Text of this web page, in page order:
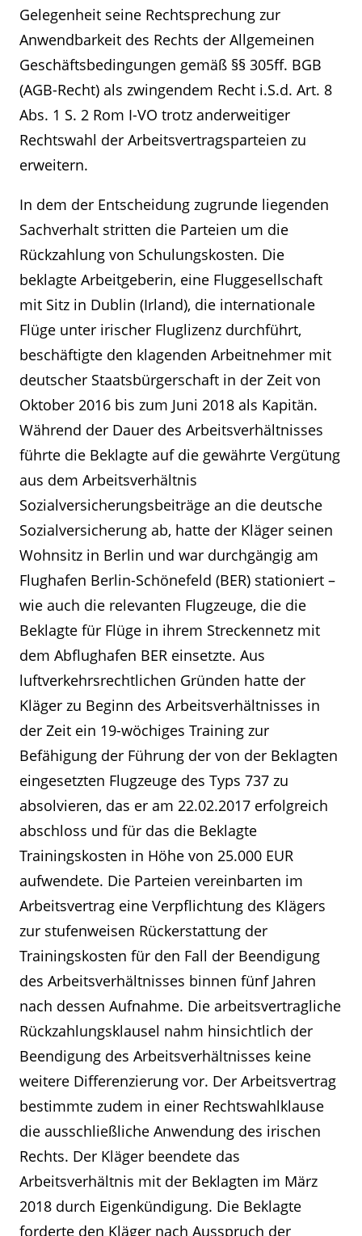
Gelegenheit seine Rechtsprechung zur
Anwendbarkeit des Rechts der Allgemeinen
Geschäftsbedingungen gemäß §§ 305ff. BGB
(AGB-Recht) als zwingendem Recht i.S.d. Art. 8
Abs. 1 S. 2 Rom I-VO trotz anderweitiger
Rechtswahl der Arbeitsvertragsparteien zu
erweitern.
In dem der Entscheidung zugrunde liegenden
Sachverhalt stritten die Parteien um die
Rückzahlung von Schulungskosten. Die
beklagte Arbeitgeberin, eine Fluggesellschaft
mit Sitz in Dublin (Irland), die internationale
Flüge unter irischer Fluglizenz durchführt,
beschäftigte den klagenden Arbeitnehmer mit
deutscher Staatsbürgerschaft in der Zeit von
Oktober 2016 bis zum Juni 2018 als Kapitän.
Während der Dauer des Arbeitsverhältnisses
führte die Beklagte auf die gewährte Vergütung
aus dem Arbeitsverhältnis
Sozialversicherungsbeiträge an die deutsche
Sozialversicherung ab, hatte der Kläger seinen
Wohnsitz in Berlin und war durchgängig am
Flughafen Berlin-Schönefeld (BER) stationiert –
wie auch die relevanten Flugzeuge, die die
Beklagte für Flüge in ihrem Streckennetz mit
dem Abflughafen BER einsetzte. Aus
luftverkehrsrechtlichen Gründen hatte der
Kläger zu Beginn des Arbeitsverhältnisses in
der Zeit ein 19-wöchiges Training zur
Befähigung der Führung der von der Beklagten
eingesetzten Flugzeuge des Typs 737 zu
absolvieren, das er am 22.02.2017 erfolgreich
abschloss und für das die Beklagte
Trainingskosten in Höhe von 25.000 EUR
aufwendete. Die Parteien vereinbarten im
Arbeitsvertrag eine Verpflichtung des Klägers
zur stufenweisen Rückerstattung der
Trainingskosten für den Fall der Beendigung
des Arbeitsverhältnisses binnen fünf Jahren
nach dessen Aufnahme. Die arbeitsvertragliche
Rückzahlungsklausel nahm hinsichtlich der
Beendigung des Arbeitsverhältnisses keine
weitere Differenzierung vor. Der Arbeitsvertrag
bestimmte zudem in einer Rechtswahlklause
die ausschließliche Anwendung des irischen
Rechts. Der Kläger beendete das
Arbeitsverhältnis mit der Beklagten im März
2018 durch Eigenkündigung. Die Beklagte
forderte den Kläger nach Ausspruch der